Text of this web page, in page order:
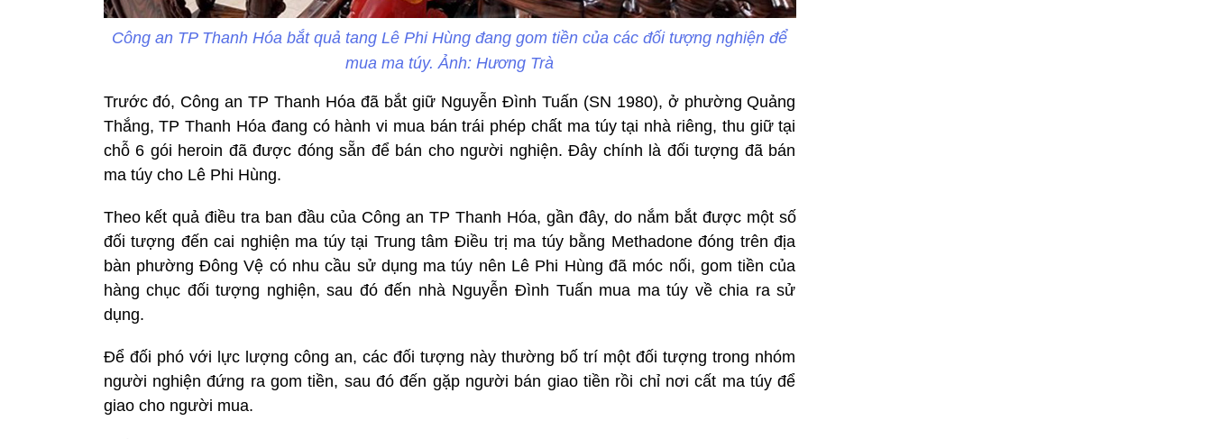
Công an TP Thanh Hóa bắt quả tang Lê Phi Hùng đang gom tiền của các đối tượng nghiện để
mua ma túy. Ảnh: Hương Trà
Trước đó, Công an TP Thanh Hóa đã bắt giữ Nguyễn Đình Tuấn (SN 1980), ở phường Quảng
Thắng, TP Thanh Hóa đang có hành vi mua bán trái phép chất ma túy tại nhà riêng, thu giữ tại
chỗ 6 gói heroin đã được đóng sẵn để bán cho người nghiện. Đây chính là đối tượng đã bán
ma túy cho Lê Phi Hùng.
Theo kết quả điều tra ban đầu của Công an TP Thanh Hóa, gần đây, do nắm bắt được một số
đối tượng đến cai nghiện ma túy tại Trung tâm Điều trị ma túy bằng Methadone đóng trên địa
bàn phường Đông Vệ có nhu cầu sử dụng ma túy nên Lê Phi Hùng đã móc nối, gom tiền của
hàng chục đối tượng nghiện, sau đó đến nhà Nguyễn Đình Tuấn mua ma túy về chia ra sử
dụng.
Để đối phó với lực lượng công an, các đối tượng này thường bố trí một đối tượng trong nhóm
người nghiện đứng ra gom tiền, sau đó đến gặp người bán giao tiền rồi chỉ nơi cất ma túy để
giao cho người mua.